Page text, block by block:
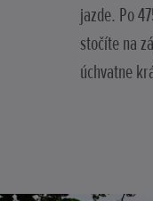
jazde. Po
stočíte na
úchvatne